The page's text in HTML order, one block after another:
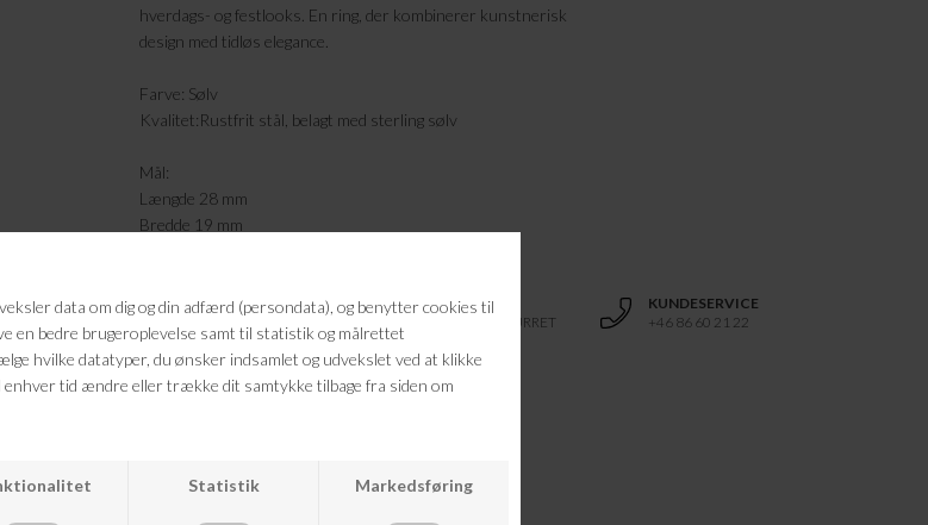
hverdags- og festlooks. En ring, der kombinerer kunstnerisk
design med tidløs elegance.
Farve: Sølv
Kvalitet:Rustfrit stål, belagt med sterling sølv
Mål:
Længde 28 mm
Bredde 19 mm
FRAGTFRI LEVERING
RETURRET
14 DAGES RETURRET
KUNDESERVICE
+46 86 60 21 22